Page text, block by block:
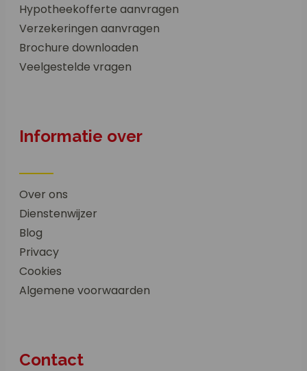
Hypotheekofferte aanvragen
Verzekeringen aanvragen
Brochure downloaden
Veelgestelde vragen
Informatie over
Over ons
Dienstenwijzer
Blog
Privacy
Cookies
Algemene voorwaarden
Contact